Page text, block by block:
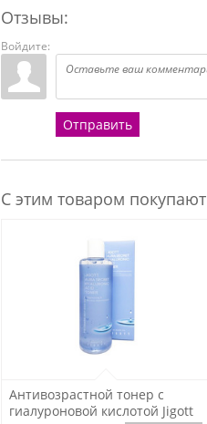
Отзывы:
Войдите:
Отправить
С этим товаром покупают
Подробнее
Антивозрастной тонер с
гиалуроновой кислотой Jigott